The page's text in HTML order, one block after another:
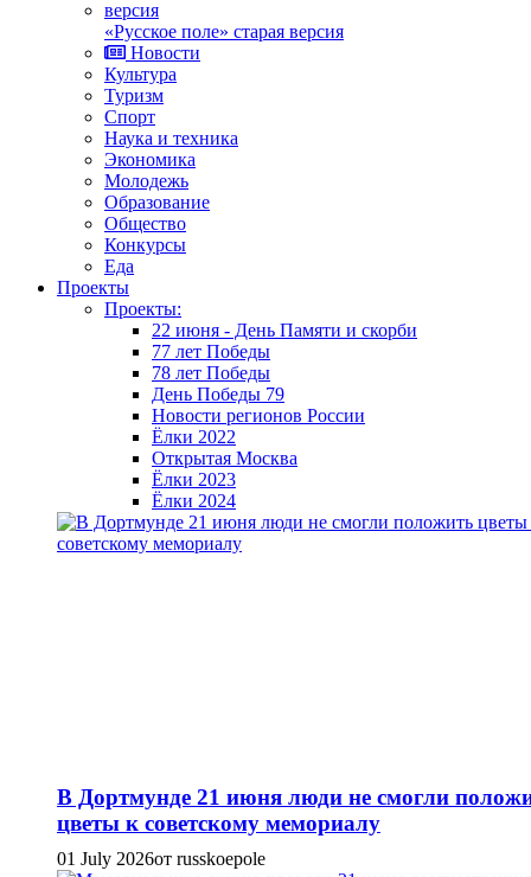
«Русское поле» старая версия
Новости
Культура
Туризм
Спорт
Наука и техника
Экономика
Молодежь
Образование
Общество
Конкурсы
Еда
Проекты
Проекты:
22 июня - День Памяти и скорби
77 лет Победы
78 лет Победы
День Победы 79
Новости регионов России
Ёлки 2022
Открытая Москва
Ёлки 2023
Ёлки 2024
В Дортмунде 21 июня люди не смогли
цветы к советскому мемориалу
01 July 2026от russkoepole